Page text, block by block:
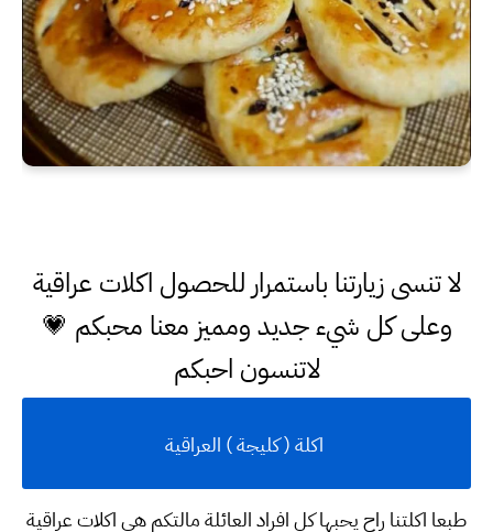
لا تنسى زيارتنا باستمرار للحصول اكلات عراقية
وعلى كل شيء جديد ومميز معنا محبكم 💗
لاتنسون احبكم
اكلة ( كليجة ) العراقية
طبعا اكلتنا راح يحبها كل افراد العائلة مالتكم هي اكلات عراقية